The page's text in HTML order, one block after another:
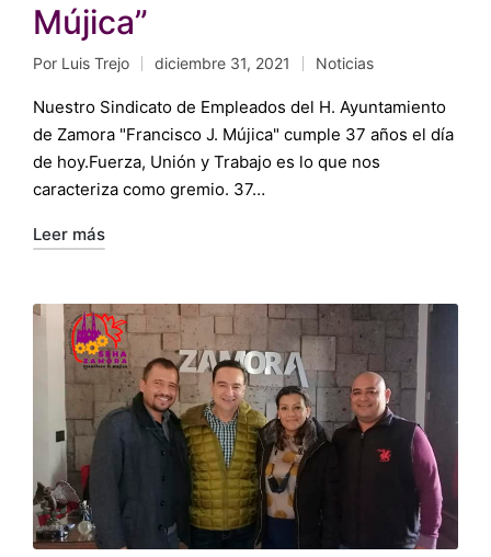
Mújica”
Publicado
por
Por Luis Trejo diciembre 31, 2021
Publicado
en
Noticias
Nuestro Sindicato de Empleados del H. Ayuntamiento
de Zamora "Francisco J. Mújica" cumple 37 años el día
de hoy.Fuerza, Unión y Trabajo es lo que nos
caracteriza como gremio. 37…
Leer más